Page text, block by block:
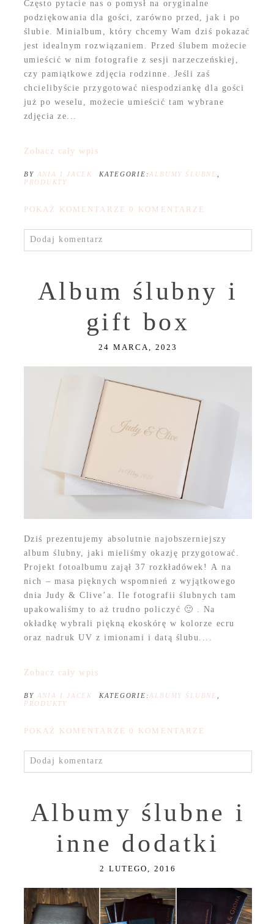
Często pytacie nas o pomysł na oryginalne
podziękowania dla gości, zarówno przed, jak i po
ślubie. Minialbum, który chcemy Wam dziś pokazać
jest idealnym rozwiązaniem. Przed ślubem możecie
umieścić w nim fotografie z sesji narzeczeńskiej,
czy pamiątkowe zdjęcia rodzinne. Jeśli zaś
chcielibyście przygotować niespodziankę dla gości
już po weselu, możecie umieścić tam wybrane
zdjęcia ze...
Zobacz cały wpis
BY ANIA I JACEK KATEGORIE: ALBUMY ŚLUBNE
PRODUKTY
POKAŻ KOMENTARZE 0 KOMENTARZE
Dodaj komentarz
Album ślubny i
gift box
24 MARCA, 2023
Dziś prezentujemy absolutnie najobszerniejszy
album ślubny, jaki mieliśmy okazję przygotować.
Projekt fotoalbumu zajął 37 rozkładówek! A na
nich – masa pięknych wspomnień z wyjątkowego
dnia Judy & Clive’a. Ile fotografii ślubnych tam
upakowaliśmy to aż trudno policzyć 🙂 . Na
okładkę wybrali piękną ekoskórę w kolorze ecru
oraz nadruk UV z imionami i datą ślubu....
Zobacz cały wpis
BY ANIA I JACEK KATEGORIE: ALBUMY ŚLUBNE
PRODUKTY
POKAŻ KOMENTARZE 0 KOMENTARZE
Dodaj komentarz
Albumy ślubne i
inne dodatki
2 LUTEGO, 2016